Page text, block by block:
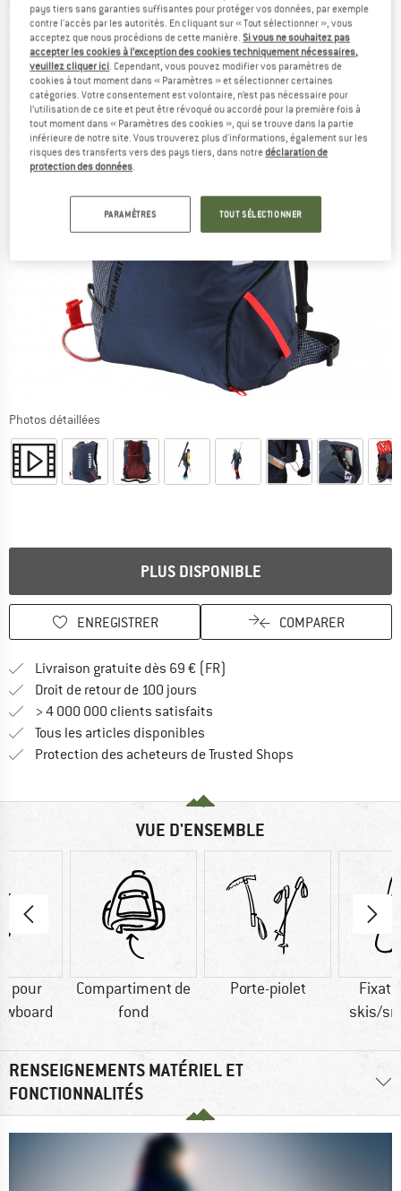
(0)
Photos détaillées
PLUS DISPONIBLE
ENREGISTRER COMPARER
Livraison gratuite dès 69 € (FR)
Droit de retour de 100 jours
> 4 000 000 clients satisfaits
Tous les articles disponibles
Protection des acheteurs de Trusted Shops
VUE D'ENSEMBLE
pour
Compartiment de
fond
Porte-piolet
skis/
RENSEIGNEMENTS MATÉRIEL ET
FONCTIONNALITÉS
pays tiers sans garanties suffisantes pour protéger vos données, par exemple
contre l'accès par les autorités. En cliquant sur « Tout sélectionner », vous
acceptez que nous procédions de cette manière.Si vous ne souhaitez pas
accepter les cookies à l’exception des cookies techniquement nécessaires,
veuillez cliquer ici. Cependant, vous pouvez modifier vos paramètres de
cookies à tout moment dans « Paramètres » et sélectionner certaines
catégories. Votre consentement est volontaire, n’est pas nécessaire pour
l’utilisation de ce site et peut être révoqué ou accordé pour la première fois à
tout moment dans « Paramètres des cookies », qui se trouve dans la partie
inférieure de notre site. Vous trouverez plus d'informations, également sur les
risques des transferts vers des pays tiers, dans notredéclaration de
protection des données.
PARAMÈTRES TOUT SÉLECTIONNER